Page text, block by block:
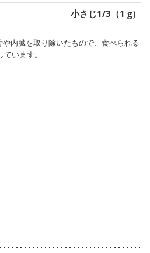
小さじ1/3（1 g）
内臓を取り除いたもので、食べられる
います。